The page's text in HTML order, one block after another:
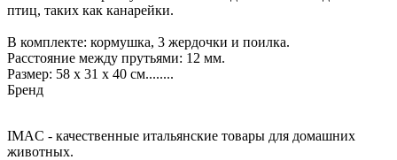
птиц, таких как канарейки.
В комплекте: кормушка, 3 жердочки и поилка.
Расстояние между прутьями: 12 мм.
Размер: 58 х 31 х 40 см........
Бренд
IMAC - качественные итальянские товары для домашних
животных.